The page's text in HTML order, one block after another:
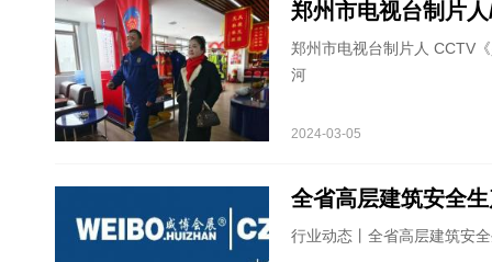
郑州市电视台制片
郑州市电视台制片人 CCTV
河
2024-03-05
全省高层建筑安全
行业动态丨全省高层建筑安